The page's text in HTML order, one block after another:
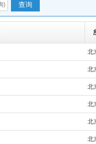
北
北
北
北
北
北